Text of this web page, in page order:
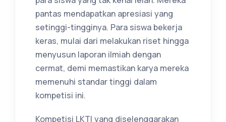
pantas mendapatkan apresiasi yang
setinggi-tingginya. Para siswa bekerja
keras, mulai dari melakukan riset hingga
menyusun laporan ilmiah dengan
cermat, demi memastikan karya mereka
memenuhi standar tinggi dalam
kompetisi ini.
Kompetisi LKTI yang diselenggarakan